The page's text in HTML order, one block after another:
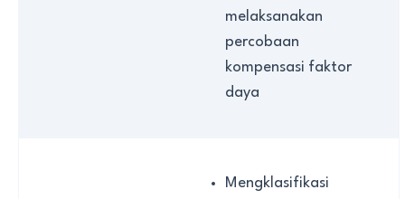
melaksanakan
percobaan
kompensasi faktor
daya
Mengklasifikasi